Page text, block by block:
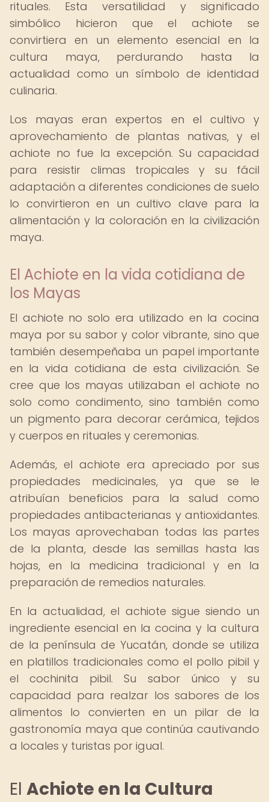
rituales. Esta versatilidad y significado
simbólico hicieron que el achiote se
convirtiera en un elemento esencial en la
cultura maya, perdurando hasta la
actualidad como un símbolo de identidad
culinaria.
Los mayas eran expertos en el cultivo y
aprovechamiento de plantas nativas, y el
achiote no fue la excepción. Su capacidad
para resistir climas tropicales y su fácil
adaptación a diferentes condiciones de suelo
lo convirtieron en un cultivo clave para la
alimentación y la coloración en la civilización
maya.
El Achiote en la vida cotidiana de
los Mayas
El achiote no solo era utilizado en la cocina
maya por su sabor y color vibrante, sino que
también desempeñaba un papel importante
en la vida cotidiana de esta civilización. Se
cree que los mayas utilizaban el achiote no
solo como condimento, sino también como
un pigmento para decorar cerámica, tejidos
y cuerpos en rituales y ceremonias.
Además, el achiote era apreciado por sus
propiedades medicinales, ya que se le
atribuían beneficios para la salud como
propiedades antibacterianas y antioxidantes.
Los mayas aprovechaban todas las partes
de la planta, desde las semillas hasta las
hojas, en la medicina tradicional y en la
preparación de remedios naturales.
En la actualidad, el achiote sigue siendo un
ingrediente esencial en la cocina y la cultura
de la península de Yucatán, donde se utiliza
en platillos tradicionales como el pollo pibil y
el cochinita pibil. Su sabor único y su
capacidad para realzar los sabores de los
alimentos lo convierten en un pilar de la
gastronomía maya que continúa cautivando
a locales y turistas por igual.
El Achiote en la Cultura